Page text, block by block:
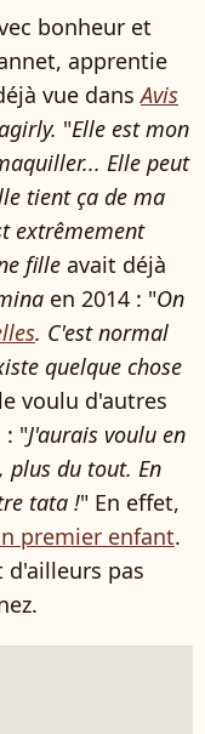
bonheur et
apprentie
vue dansAvis
"Elle est mon
Elle peut
tient ça de ma
extrêmement
fille avait déjà
en 2014 : "On
. C'est normal
quelque chose
voulu d'autres
: "J'aurais voulu en
plus du tout. En
tata !" En effet,
premier enfant.
d'ailleurs pas